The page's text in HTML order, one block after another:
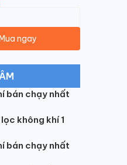
ngay
bán chạy nhất
không khí 1
bán chạy nhất